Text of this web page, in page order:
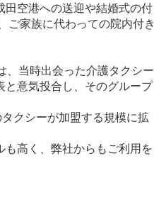
田空港への送迎や結婚式の付
ご家族に代わっての院内付き
、当時出会った介護タクシー
と意気投合し、そのグループ
クシーが加盟する規模に拡
も高く、弊社からもご利用を